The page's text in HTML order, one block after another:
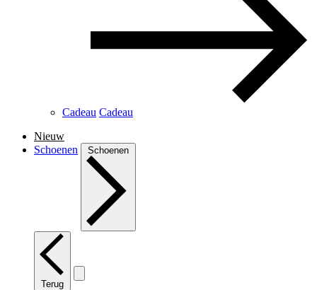
Cadeau Cadeau
Nieuw
Schoenen
Schoenen
Terug